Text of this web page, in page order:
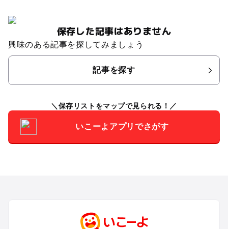
保存した記事はありません
興味のある記事を探してみましょう
記事を探す
保存リストをマップで見られる！
いこーよアプリでさがす